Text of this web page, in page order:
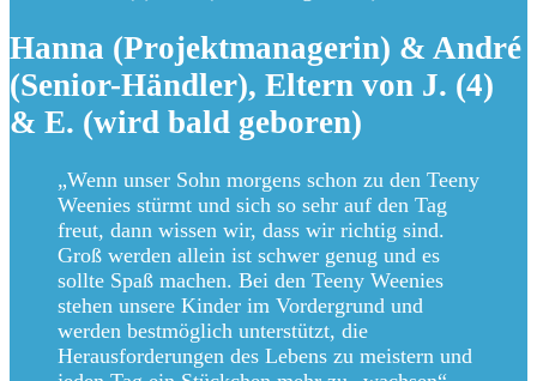
Hanna (Projektmanagerin) & André
(Senior-Händler), Eltern von J. (4)
& E. (wird bald geboren)
„Wenn unser Sohn morgens schon zu den Teeny
Weenies stürmt und sich so sehr auf den Tag
freut, dann wissen wir, dass wir richtig sind.
Groß werden allein ist schwer genug und es
sollte Spaß machen. Bei den Teeny Weenies
stehen unsere Kinder im Vordergrund und
werden bestmöglich unterstützt, die
Herausforderungen des Lebens zu meistern und